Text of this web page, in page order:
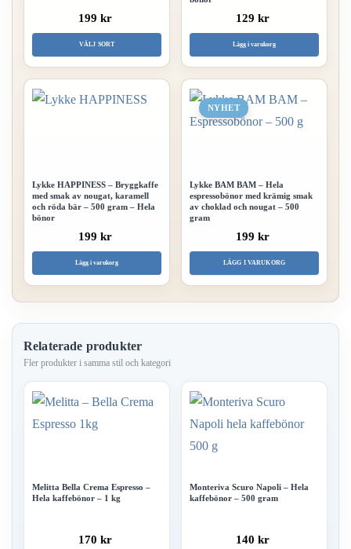
199 kr
VÄLJ SORT
Den
här
produkten
alternativen
väljas
på
produktsidan
129 kr
Lägg i varukorg
Lykke HAPPINESS – Bryggkaffe
med smak av nougat, karamell
och röda bär – 500 gram – Hela
bönor
199 kr
Lägg i varukorg
NYHET
Lykke BAM BAM – Hela
espressobönor med krämig smak
av choklad och nougat – 500
gram
199 kr
LÄGG I VARUKORG
Relaterade produkter
Melitta Bella Crema Espresso –
Hela kaffebönor – 1 kg
170 kr
Monteriva Scuro Napoli – Hela
kaffebönor – 500 gram
140 kr